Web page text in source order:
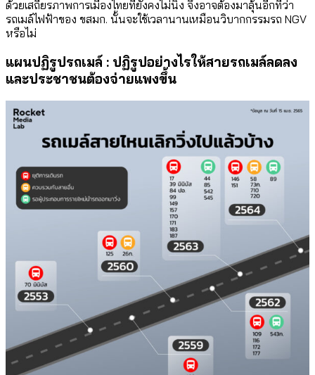
ด้วยเสถียรภาพการเมืองไทยที่ยังคงไม่นิ่ง จึงอาจต้องมาลุ้นอีกทีว่า
รถเมล์ไฟฟ้าของ ขสมก. นั้นจะใช้เวลานานเหมือนวิบากกรรมรถ NGV
หรือไม่
แผนปฏิรูปรถเมล์ : ปฏิรูปอย่างไรให้สายรถเมล์ลดลง
และประชาชนต้องจ่ายแพงขึ้น